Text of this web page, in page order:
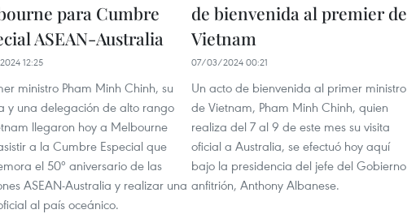
para Cumbre
ASEAN-Australia
12:25
ministro Pham Minh Chinh, su
y una delegación de alto rango
llegaron hoy a Melbourne
a la Cumbre Especial que
el 50º aniversario de las
ASEAN-Australia y realizar una
al país oceánico.
de bienvenida al premier de
Vietnam
07/03/2024 00:21
Un acto de bienvenida al primer ministro
de Vietnam, Pham Minh Chinh, quien
realiza del 7 al 9 de este mes su visita
oficial a Australia, se efectuó hoy aquí
bajo la presidencia del jefe del Gobierno
anfitrión, Anthony Albanese.